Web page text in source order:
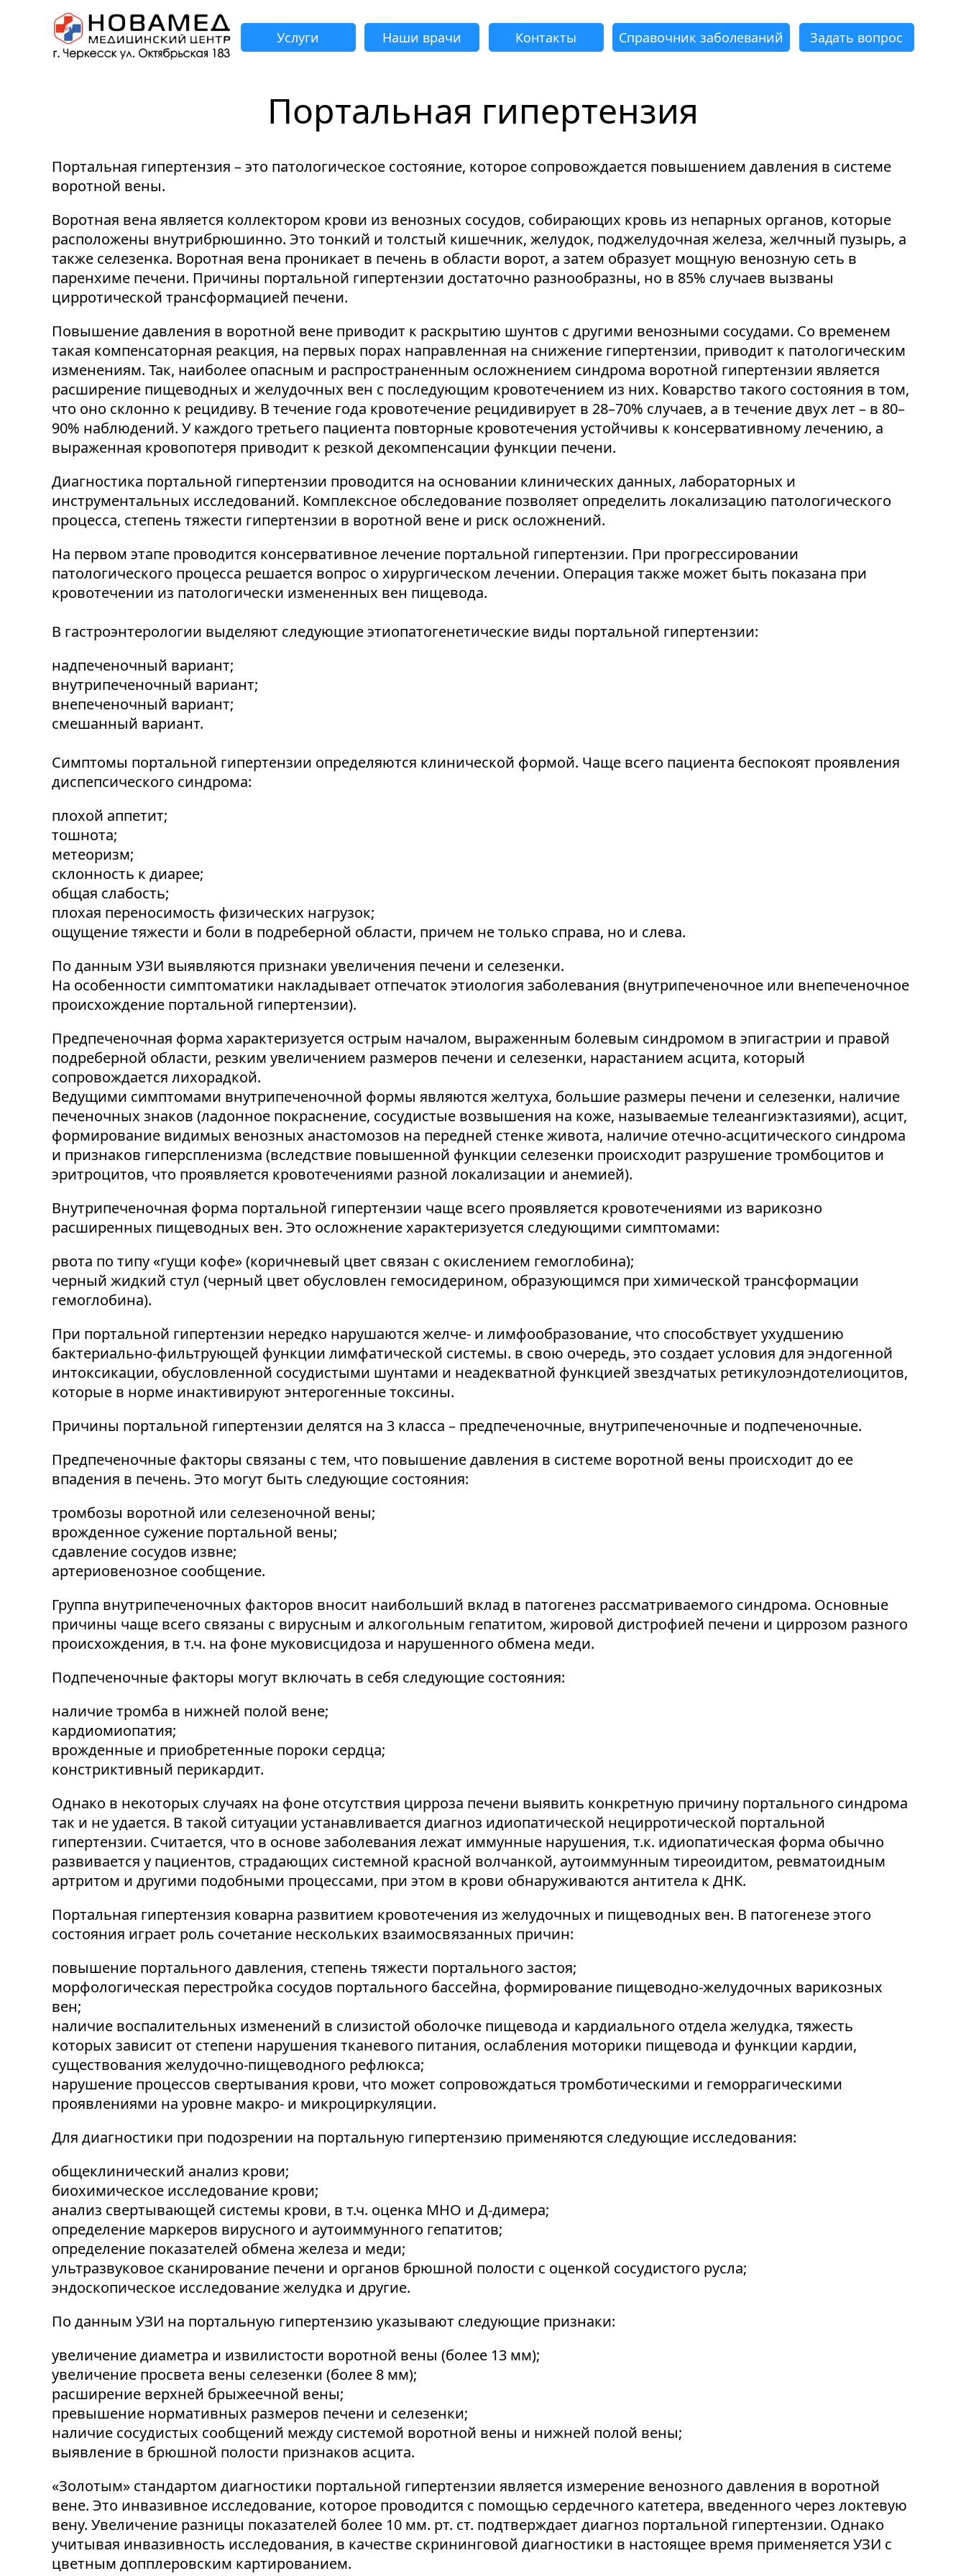
Услуги Наши врачи Контакты Справочник заболеваний Задать вопрос
Задать вопрос ×
Я принимаю"Cоглашение
об обработке персональных данных."
Успешно ×
Мы свяжемся с вами в ближайшее время
Неудача ×
Некорректно введен номер телефона
Неудача ×
Отклонена капча
Неудача ×
Не введено имя или вопрос
Неудача ×
Не принято соглашение
Портальная гипертензия
Портальная гипертензия – это патологическое состояние, которое сопровождается повышением давления в системе
воротной вены.
Воротная вена является коллектором крови из венозных сосудов, собирающих кровь из непарных органов, которые
расположены внутрибрюшинно. Это тонкий и толстый кишечник, желудок, поджелудочная железа, желчный пузырь, а
также селезенка. Воротная вена проникает в печень в области ворот, а затем образует мощную венозную сеть в
паренхиме печени. Причины портальной гипертензии достаточно разнообразны, но в 85% случаев вызваны
цирротической трансформацией печени.
Повышение давления в воротной вене приводит к раскрытию шунтов с другими венозными сосудами. Со временем
такая компенсаторная реакция, на первых порах направленная на снижение гипертензии, приводит к патологическим
изменениям. Так, наиболее опасным и распространенным осложнением синдрома воротной гипертензии является
расширение пищеводных и желудочных вен с последующим кровотечением из них. Коварство такого состояния в том,
что оно склонно к рецидиву. В течение года кровотечение рецидивирует в 28–70% случаев, а в течение двух лет – в 80–
90% наблюдений. У каждого третьего пациента повторные кровотечения устойчивы к консервативному лечению, а
выраженная кровопотеря приводит к резкой декомпенсации функции печени.
Диагностика портальной гипертензии проводится на основании клинических данных, лабораторных и
инструментальных исследований. Комплексное обследование позволяет определить локализацию патологического
процесса, степень тяжести гипертензии в воротной вене и риск осложнений.
На первом этапе проводится консервативное лечение портальной гипертензии. При прогрессировании
патологического процесса решается вопрос о хирургическом лечении. Операция также может быть показана при
кровотечении из патологически измененных вен пищевода.
В гастроэнтерологии выделяют следующие этиопатогенетические виды портальной гипертензии:
надпеченочный вариант;
внутрипеченочный вариант;
внепеченочный вариант;
смешанный вариант.
Симптомы портальной гипертензии определяются клинической формой. Чаще всего пациента беспокоят проявления
диспепсического синдрома:
плохой аппетит;
тошнота;
метеоризм;
склонность к диарее;
общая слабость;
плохая переносимость физических нагрузок;
ощущение тяжести и боли в подреберной области, причем не только справа, но и слева.
По данным УЗИ выявляются признаки увеличения печени и селезенки.
На особенности симптоматики накладывает отпечаток этиология заболевания (внутрипеченочное или внепеченочное
происхождение портальной гипертензии).
Предпеченочная форма характеризуется острым началом, выраженным болевым синдромом в эпигастрии и правой
подреберной области, резким увеличением размеров печени и селезенки, нарастанием асцита, который
сопровождается лихорадкой.
Ведущими симптомами внутрипеченочной формы являются желтуха, большие размеры печени и селезенки, наличие
печеночных знаков (ладонное покраснение, сосудистые возвышения на коже, называемые телеангиэктазиями), асцит,
формирование видимых венозных анастомозов на передней стенке живота, наличие отечно-асцитического синдрома
и признаков гиперспленизма (вследствие повышенной функции селезенки происходит разрушение тромбоцитов и
эритроцитов, что проявляется кровотечениями разной локализации и анемией).
Внутрипеченочная форма портальной гипертензии чаще всего проявляется кровотечениями из варикозно
расширенных пищеводных вен. Это осложнение характеризуется следующими симптомами:
рвота по типу «гущи кофе» (коричневый цвет связан с окислением гемоглобина);
черный жидкий стул (черный цвет обусловлен гемосидерином, образующимся при химической трансформации
гемоглобина).
При портальной гипертензии нередко нарушаются желче- и лимфообразование, что способствует ухудшению
бактериально-фильтрующей функции лимфатической системы. в свою очередь, это создает условия для эндогенной
интоксикации, обусловленной сосудистыми шунтами и неадекватной функцией звездчатых ретикулоэндотелиоцитов,
которые в норме инактивируют энтерогенные токсины.
Причины портальной гипертензии делятся на 3 класса – предпеченочные, внутрипеченочные и подпеченочные.
Предпеченочные факторы связаны с тем, что повышение давления в системе воротной вены происходит до ее
впадения в печень. Это могут быть следующие состояния:
тромбозы воротной или селезеночной вены;
врожденное сужение портальной вены;
сдавление сосудов извне;
артериовенозное сообщение.
Группа внутрипеченочных факторов вносит наибольший вклад в патогенез рассматриваемого синдрома. Основные
причины чаще всего связаны с вирусным и алкогольным гепатитом, жировой дистрофией печени и циррозом разного
происхождения, в т.ч. на фоне муковисцидоза и нарушенного обмена меди.
Подпеченочные факторы могут включать в себя следующие состояния:
наличие тромба в нижней полой вене;
кардиомиопатия;
врожденные и приобретенные пороки сердца;
констриктивный перикардит.
Однако в некоторых случаях на фоне отсутствия цирроза печени выявить конкретную причину портального синдрома
так и не удается. В такой ситуации устанавливается диагноз идиопатической нецирротической портальной
гипертензии. Считается, что в основе заболевания лежат иммунные нарушения, т.к. идиопатическая форма обычно
развивается у пациентов, страдающих системной красной волчанкой, аутоиммунным тиреоидитом, ревматоидным
артритом и другими подобными процессами, при этом в крови обнаруживаются антитела к ДНК.
Портальная гипертензия коварна развитием кровотечения из желудочных и пищеводных вен. В патогенезе этого
состояния играет роль сочетание нескольких взаимосвязанных причин:
повышение портального давления, степень тяжести портального застоя;
морфологическая перестройка сосудов портального бассейна, формирование пищеводно-желудочных варикозных
вен;
наличие воспалительных изменений в слизистой оболочке пищевода и кардиального отдела желудка, тяжесть
которых зависит от степени нарушения тканевого питания, ослабления моторики пищевода и функции кардии,
существования желудочно-пищеводного рефлюкса;
нарушение процессов свертывания крови, что может сопровождаться тромботическими и геморрагическими
проявлениями на уровне макро- и микроциркуляции.
Для диагностики при подозрении на портальную гипертензию применяются следующие исследования:
общеклинический анализ крови;
биохимическое исследование крови;
анализ свертывающей системы крови, в т.ч. оценка МНО и Д-димера;
определение маркеров вирусного и аутоиммунного гепатитов;
определение показателей обмена железа и меди;
ультразвуковое сканирование печени и органов брюшной полости с оценкой сосудистого русла;
эндоскопическое исследование желудка и другие.
По данным УЗИ на портальную гипертензию указывают следующие признаки:
увеличение диаметра и извилистости воротной вены (более 13 мм);
увеличение просвета вены селезенки (более 8 мм);
расширение верхней брыжеечной вены;
превышение нормативных размеров печени и селезенки;
наличие сосудистых сообщений между системой воротной вены и нижней полой вены;
выявление в брюшной полости признаков асцита.
«Золотым» стандартом диагностики портальной гипертензии является измерение венозного давления в воротной
вене. Это инвазивное исследование, которое проводится с помощью сердечного катетера, введенного через локтевую
вену. Увеличение разницы показателей более 10 мм. рт. ст. подтверждает диагноз портальной гипертензии. Однако
учитывая инвазивность исследования, в качестве скрининговой диагностики в настоящее время применяется УЗИ с
цветным допплеровским картированием.